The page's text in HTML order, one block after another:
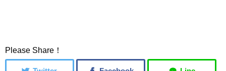
Please Share！